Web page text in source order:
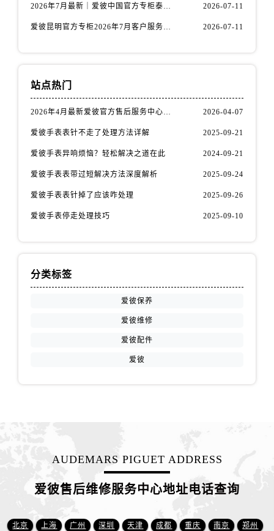
江苏省常州市新北区龙锦路1590号现代传媒中心5号楼10层1008室爱彼售后服务中心（需提前预约）
江苏省徐州市鼓楼区淮海东路29号苏宁广场IFC国际金融中心35层3508室爱彼售后服务中心（需提前预约）
江西省九江市浔阳区浔阳路爱彼售后服务中心（需提前预约）
山东省潍坊市奎文区东风东街爱彼售后服务中心（需提前预约）
2026年7月最新｜爱彼中国官方专柜泰州地区服务热线全攻略&客户服务中心信息公示 2026-07-11
爱彼昆明官方专柜2026年7月客户服务通告｜热线电话与门店信息核验 2026-07-11
站点热门
2026年4月最新爱彼官方售后服务中心网点考察报告（新址） 2026-04-07
爱彼手表表针不走了处理方法详解 2025-09-21
爱彼手表异响烦恼？轻松解决之道在此 2024-09-21
爱彼手表表带过短解决方法深度解析 2025-09-24
爱彼手表表针掉了应该咋处理 2025-09-26
爱彼手表停走处理技巧 2025-09-10
分类标签
爱彼保养
爱彼维修
爱彼配件
爱彼
AUDEMARS PIGUET ADDRESS
爱彼售后维修服务中心地址电话查询
北京 上海 广州 深圳 天津 成都 重庆 南京 郑州